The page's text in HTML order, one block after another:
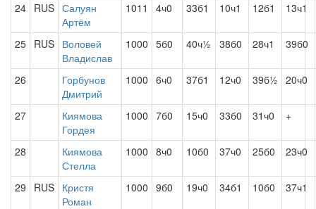
24 RUS Салуян
Артём
1011 4ч0 33б1 10ч1 12б1 13ч1
25 RUS Воловей
Владислав
1000 5б0 40ч½ 38б0 28ч1 39б0
26
Горбунов
Дмитрий
1000 6ч0 37б1 12ч0 39б½ 20ч0
27
Киямова
Гордея
1000 7б0 15ч0 33б0 31ч0 +
28
Киямова
Стелла
1000 8ч0 10б0 37ч0 25б0 23ч0
29 RUS Кристя
Роман
1000 9б0 19ч0 34б1 10б0 37ч1